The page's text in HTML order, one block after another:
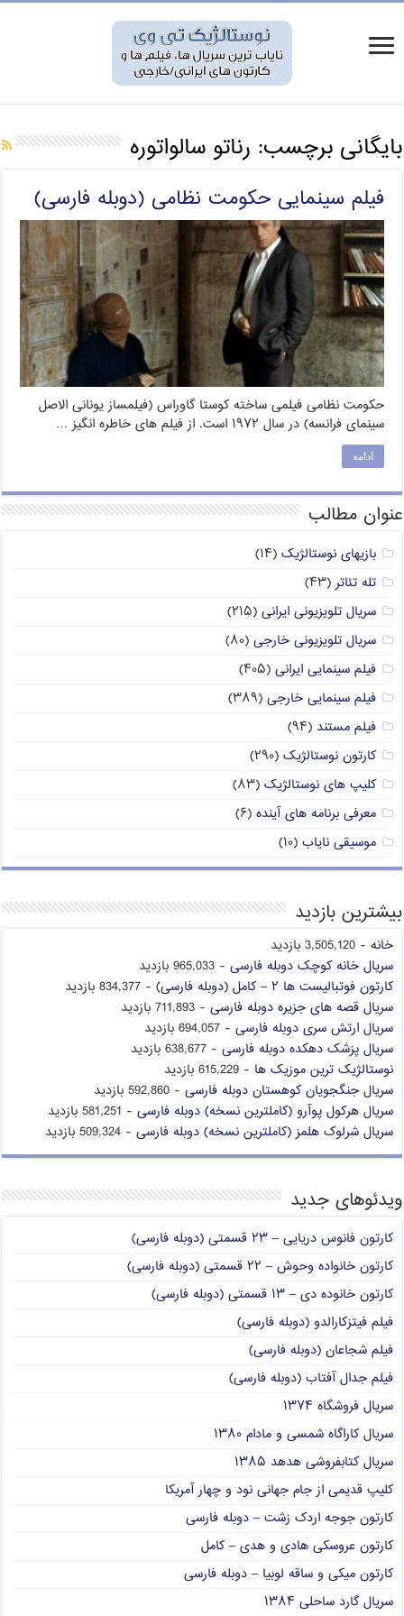
بایگانی برچسب: رناتو سالواتوره
فیلم سینمایی حکومت نظامی (دوبله فارسی)
حکومت نظامی فیلمی ساخته کوستا گاوراس (فیلمساز یونانی الاصل
سینمای فرانسه) در سال ۱۹۷۲ است. از فیلم های خاطره انگیز …
ادامه
عنوان مطالب
بازیهای نوستالژیک (۱۴)
تله تئاتر(۴۳)
سریال تلویزیونی ایرانی (۲۱۵)
سریال تلویزیونی خارجی (۸۰)
فیلم سینمایی ایرانی (۴۰۵)
فیلم سینمایی خارجی (۳۸۹)
فیلم مستند (۹۴)
کارتون نوستالژیک (۲۹۰)
کلیپ های نوستالژیک (۸۳)
معرفی برنامه های آینده (۶)
موسیقی نایاب (۱۰)
بیشترین بازدید
خانه - 3,505,120 بازدید
سریال خانه کوچک دوبله فارسی - 965,033 بازدید
کارتون فوتبالیست ها ۲ – کامل (دوبله فارسی)
- 834,377 بازدید
سریال قصه های جزیره دوبله فارسی - 711,893 بازدید
سریال ارتش سری دوبله فارسی - 694,057 بازدید
سریال پزشک دهکده دوبله فارسی - 638,677 بازدید
نوستالژیک ترین موزیک ها - 615,229 بازدید
سریال جنگجویان کوهستان دوبله فارسی - 592,860 بازدید
سریال هرکول پوآرو (کاملترین نسخه) دوبله فارسی - 581,251 بازدید
سریال شرلوک هلمز (کاملترین نسخه) دوبله فارسی - 509,324 بازدید
ویدئوهای جدید
کارتون فانوس دریایی – ۲۳ قسمتی (دوبله فارسی)
کارتون خانواده وحوش – ۲۲ قسمتی (دوبله فارسی)
کارتون خانوده دی – ۱۳ قسمتی (دوبله فارسی)
فیلم فیتزکارالدو (دوبله فارسی)
فیلم شجاعان (دوبله فارسی)
فیلم جدال آفتاب (دوبله فارسی)
سریال فروشگاه ۱۳۷۴
سریال کاراگاه شمسی و مادام ۱۳۸۰
سریال کتابفروشی هدهد ۱۳۸۵
کلیپ قدیمی از جام جهانی نود و چهار آمریکا
کارتون جوجه اردک زشت – دوبله فارسی
کارتون عروسکی هادی و هدی – کامل
کارتون میکی و ساقه لوبیا – دوبله فارسی
سریال گارد ساحلی ۱۳۸۴